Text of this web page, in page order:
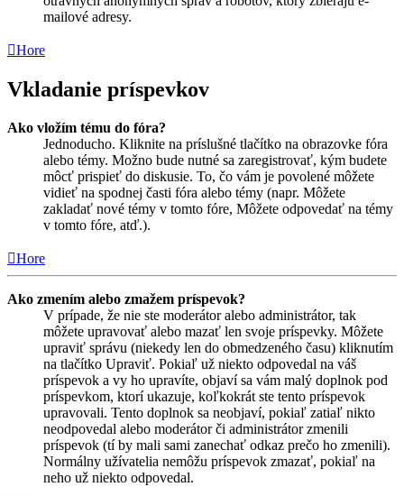
mailové adresy.
Hore
Vkladanie príspevkov
Ako vložím tému do fóra?
Jednoducho. Kliknite na príslušné tlačítko na obrazovke fóra
alebo témy. Možno bude nutné sa zaregistrovať, kým budete
môcť prispieť do diskusie. To, čo vám je povolené môžete
vidieť na spodnej časti fóra alebo témy (napr. Môžete
zakladať nové témy v tomto fóre, Môžete odpovedať na témy
v tomto fóre, atď.).
Hore
Ako zmením alebo zmažem príspevok?
V prípade, že nie ste moderátor alebo administrátor, tak
môžete upravovať alebo mazať len svoje príspevky. Môžete
upraviť správu (niekedy len do obmedzeného času) kliknutím
na tlačítko Upraviť. Pokiaľ už niekto odpovedal na váš
príspevok a vy ho upravíte, objaví sa vám malý doplnok pod
príspevkom, ktorí ukazuje, koľkokrát ste tento príspevok
upravovali. Tento doplnok sa neobjaví, pokiaľ zatiaľ nikto
neodpovedal alebo moderátor či administrátor zmenili
príspevok (tí by mali sami zanechať odkaz prečo ho zmenili).
Normálny užívatelia nemôžu príspevok zmazať, pokiaľ na
neho už niekto odpovedal.